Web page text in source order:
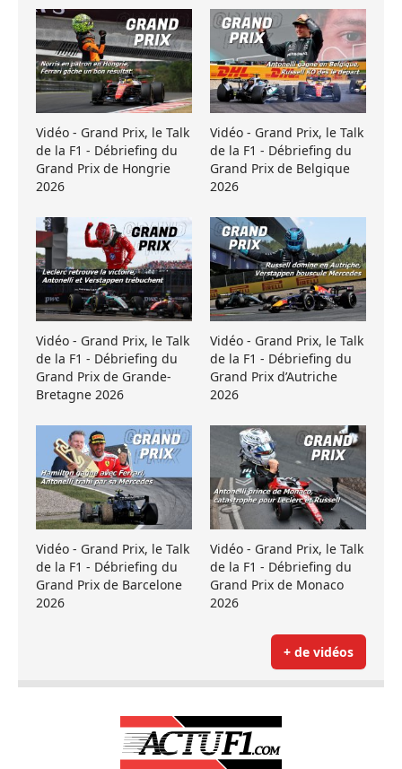
Vidéo - Grand Prix, le Talk
de la F1 - Débriefing du
Grand Prix de Hongrie
2026
Vidéo - Grand Prix, le Talk
de la F1 - Débriefing du
Grand Prix de Belgique
2026
Vidéo - Grand Prix, le Talk
de la F1 - Débriefing du
Grand Prix de Grande-
Bretagne 2026
Vidéo - Grand Prix, le Talk
de la F1 - Débriefing du
Grand Prix d’Autriche
2026
Vidéo - Grand Prix, le Talk
de la F1 - Débriefing du
Grand Prix de Barcelone
2026
Vidéo - Grand Prix, le Talk
de la F1 - Débriefing du
Grand Prix de Monaco
2026
+ de vidéos